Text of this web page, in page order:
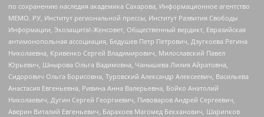
по сохранению наследия академика Сахарова, Информационное агентство
МЕМО. РУ, Институт региональной прессы, Институт Развития Свободы
Информации, Экозащита!-Женсовет, Общественный вердикт, Евразийская
антимонопольная ассоциация, Бедушев Петр Петрович, Дзугкоева Регина
Николаевна, Кривенко Сергей Владимирович, Милославский Павел
Юрьевич, Шнырова Ольга Вадимовна, Чанышева Лилия Айратовна,
Сидорович Ольга Борисовна, Туровский Александр Алексеевич, Васильева
Анастасия Евгеньевна, Ривина Анна Валерьевна, Бойко Анатолий
Николаевич, Дугин Сергей Георгиевич, Пивоваров Андрей Сергеевич,
Аверин Виталий Евгеньевич, Барахоев Магомед Бекханович, Шарипков